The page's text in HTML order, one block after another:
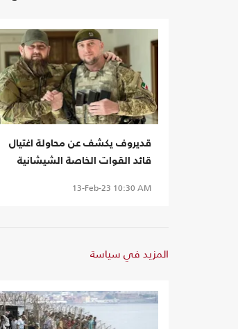
قديروف يكشف عن محاولة اغتيال
قائد القوات الخاصة الشيشانية
13-Feb-23 10:30 AM
المزيد في سياسة